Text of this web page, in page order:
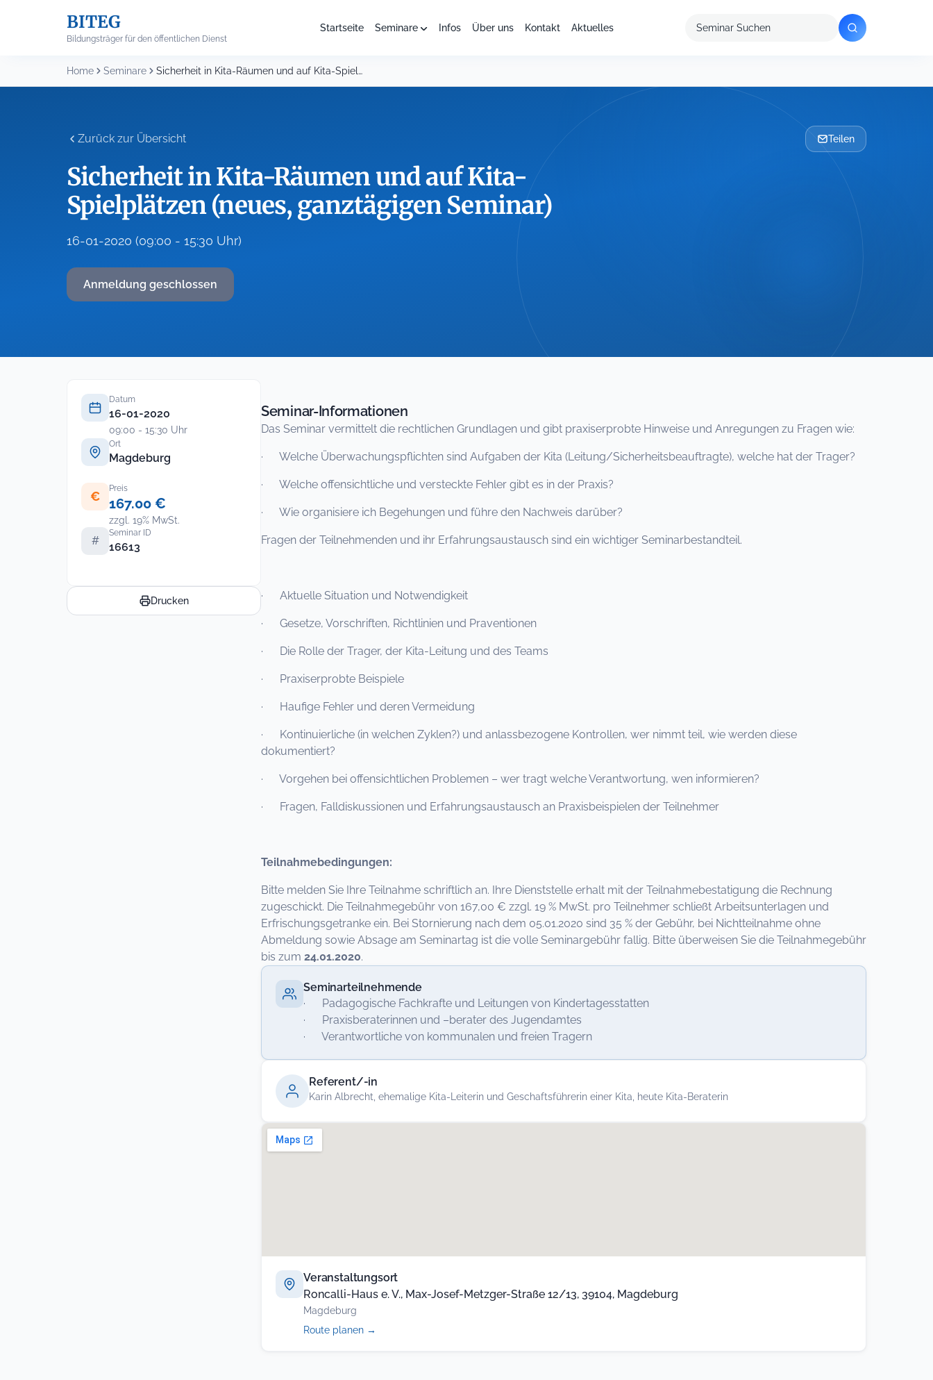
BITEG
Bildungsträger für den öffentlichen Dienst
Startseite Seminare Infos Über uns Kontakt Aktuelles
Seminar
Home Seminare Sicherheit in Kita-Räumen und auf Kita-Spielplätzen (neues, ganztägigen...
Zurück zur Übersicht Teilen
Sicherheit in Kita-Räumen und auf Kita-
Spielplätzen (neues, ganztägigen Seminar)
16-01-2020 (09:00 - 15:30 Uhr)
Anmeldung geschlossen
Datum
16-01-2020
09:00 - 15:30 Uhr
Ort
Magdeburg
€
Preis
167.00 €
zzgl. 19% MwSt.
#
Seminar ID
16613
Drucken
Seminar-Informationen
Das Seminar vermittelt die rechtlichen Grundlagen und gibt praxiserprobte Hinweise und Anregungen zu Fragen wie:
· Welche Überwachungspflichten sind Aufgaben der Kita (Leitung/Sicherheitsbeauftragte), welche hat der Trager?
· Welche offensichtliche und versteckte Fehler gibt es in der Praxis?
· Wie organisiere ich Begehungen und führe den Nachweis darüber?
Fragen der Teilnehmenden und ihr Erfahrungsaustausch sind ein wichtiger Seminarbestandteil.
· Aktuelle Situation und Notwendigkeit
· Gesetze, Vorschriften, Richtlinien und Praventionen
· Die Rolle der Trager, der Kita-Leitung und des Teams
· Praxiserprobte Beispiele
· Haufige Fehler und deren Vermeidung
· Kontinuierliche (in welchen Zyklen?) und anlassbezogene Kontrollen, wer nimmt teil, wie werden diese
dokumentiert?
· Vorgehen bei offensichtlichen Problemen – wer tragt welche Verantwortung, wen informieren?
· Fragen, Falldiskussionen und Erfahrungsaustausch an Praxisbeispielen der Teilnehmer
Teilnahmebedingungen:
Bitte melden Sie Ihre Teilnahme schriftlich an. Ihre Dienststelle erhalt mit der Teilnahmebestatigung die Rechnung
zugeschickt. Die Teilnahmegebühr von 167,00 € zzgl. 19 % MwSt. pro Teilnehmer schließt Arbeitsunterlagen und
Erfrischungsgetranke ein. Bei Stornierung nach dem 05.01.2020 sind 35 % der Gebühr, bei Nichtteilnahme ohne
Abmeldung sowie Absage am Seminartag ist die volle Seminargebühr fallig. Bitte überweisen Sie die Teilnahmegebühr
bis zum 24.01.2020.
Seminarteilnehmende
· Padagogische Fachkrafte und Leitungen von Kindertagesstatten
· Praxisberaterinnen und –berater des Jugendamtes
· Verantwortliche von kommunalen und freien Tragern
Referent/-in
Karin Albrecht, ehemalige Kita-Leiterin und Geschaftsführerin einer Kita, heute Kita-Beraterin
Veranstaltungsort
Roncalli-Haus e. V., Max-Josef-Metzger-Straße 12/13, 39104, Magdeburg
Magdeburg
Route planen →